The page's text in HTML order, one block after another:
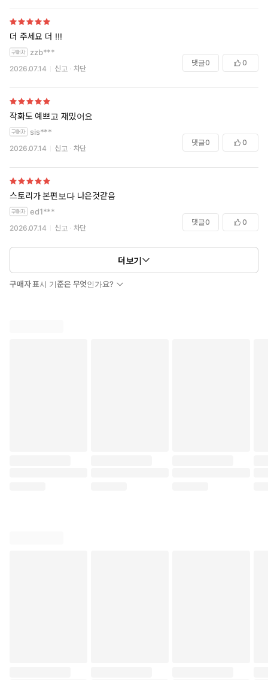
더 주세요 더 !!!
zzb***
2026.07.14 신고 차단
댓글0 0
작화도 예쁘고 재밌어요
sis***
2026.07.14 신고 차단
댓글0 0
스토리가 본편보다 나은것같음
ed1***
2026.07.14 신고 차단
댓글0 0
더보기
구매자 표시 기준은 무엇인가요?